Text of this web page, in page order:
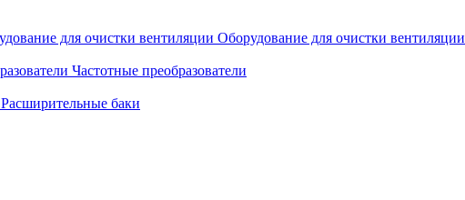
Оборудование для очистки вентиляции
Частотные преобразователи
Расширительные баки